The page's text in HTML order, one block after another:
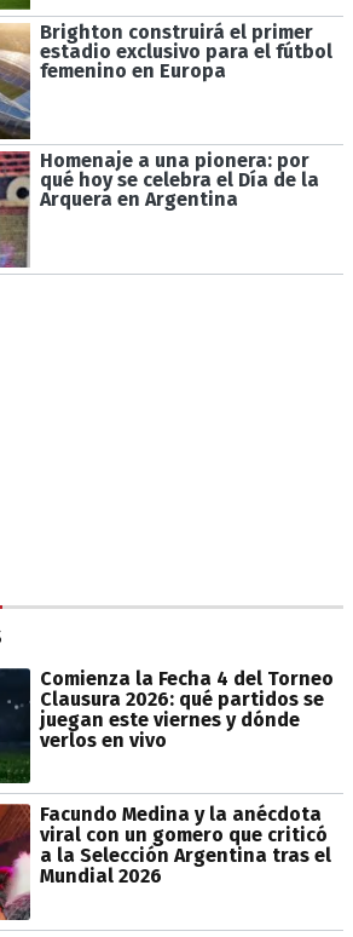
Brighton construirá el primer
estadio exclusivo para el fútbol
femenino en Europa
Homenaje a una pionera: por
qué hoy se celebra el Día de la
Arquera en Argentina
Comienza la Fecha 4 del Torneo
Clausura 2026: qué partidos se
juegan este viernes y dónde
verlos en vivo
Facundo Medina y la anécdota
viral con un gomero que criticó
a la Selección Argentina tras el
Mundial 2026